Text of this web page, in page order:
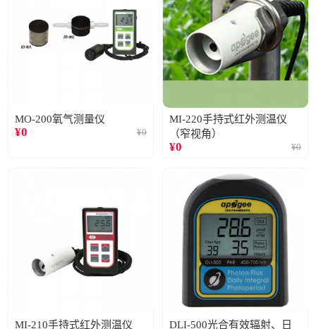
MO-200氧气测量仪
¥0 ¥0
MI-220手持式红外测温仪
（窄视角）
¥0 ¥0
MI-210手持式红外测温仪
DLI-500光合有效辐射、日